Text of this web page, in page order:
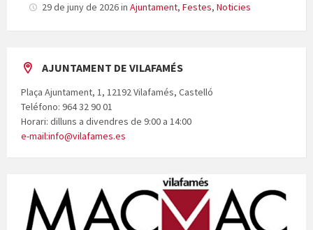
29 de juny de 2026in Ajuntament, Festes, Noticies
AJUNTAMENT DE VILAFAMÉS
Plaça Ajuntament, 1, 12192 Vilafamés, Castelló
Teléfono: 964 32 90 01
Horari: dilluns a divendres de 9:00 a 14:00
e-mail:info@vilafames.es